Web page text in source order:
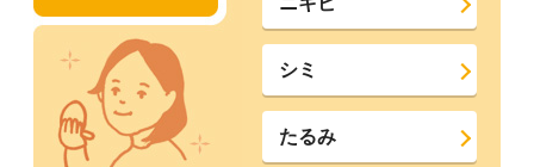
シミ
たるみ